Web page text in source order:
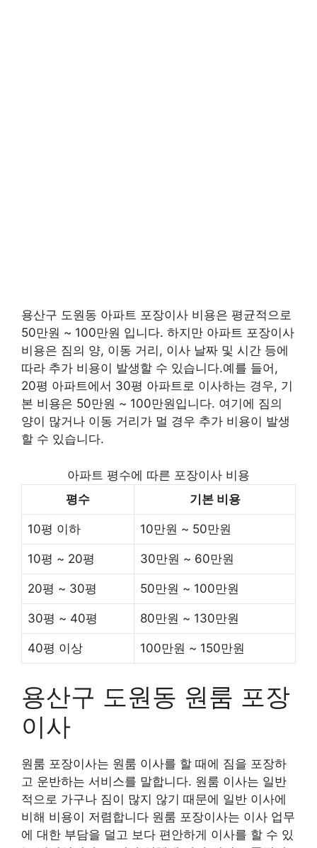
용산구 도원동 아파트 포장이사 비용은 평균적으로
50만원 ~ 100만원 입니다. 하지만 아파트 포장이사
비용은 짐의 양, 이동 거리, 이사 날짜 및 시간 등에
따라 추가 비용이 발생할 수 있습니다.예를 들어,
20평 아파트에서 30평 아파트로 이사하는 경우, 기
본 비용은 50만원 ~ 100만원입니다. 여기에 짐의
양이 많거나 이동 거리가 멀 경우 추가 비용이 발생
할 수 있습니다.
아파트 평수에 따른 포장이사 비용
평수
기본 비용
10평 이하 10만원 ~ 50만원
10평 ~ 20평 30만원 ~ 60만원
20평 ~ 30평 50만원 ~ 100만원
30평 ~ 40평 80만원 ~ 130만원
40평 이상 100만원 ~ 150만원
용산구 도원동 원룸 포장
이사
원룸 포장이사는 원룸 이사를 할 때에 짐을 포장하
고 운반하는 서비스를 말합니다. 원룸 이사는 일반
적으로 가구나 짐이 많지 않기 때문에 일반 이사에
비해 비용이 저렴합니다 원룸 포장이사는 이사 업무
에 대한 부담을 덜고 보다 편안하게 이사를 할 수 있